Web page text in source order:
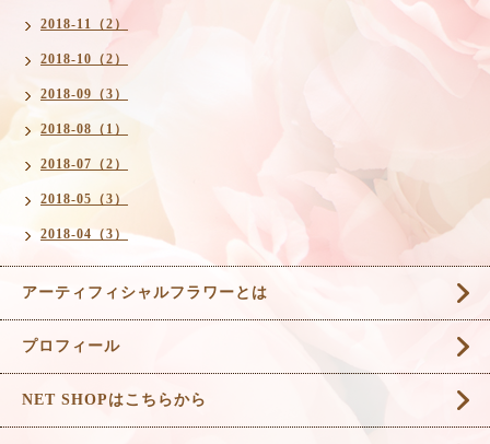
2018-11（2）
2018-10（2）
2018-09（3）
2018-08（1）
2018-07（2）
2018-05（3）
2018-04（3）
アーティフィシャルフラワーとは
プロフィール
NET SHOPはこちらから